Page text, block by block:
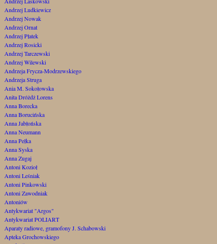
Andrzej Ludkiewicz
Andrzej Nowak
Andrzej Ornat
Andrzej Płatek
Andrzej Rosicki
Andrzej Tarczewski
Andrzej Wilewski
Andrzeja Frycza-Modrzewskiego
Andrzeja Struga
Ania M. Sokołowska
Anita Dróżdż Lorens
Anna Borecka
Anna Borucińska
Anna Jabłońska
Anna Neumann
Anna Pełka
Anna Syska
Anna Zugaj
Antoni Kozioł
Antoni Leśniak
Antoni Pinkowski
Antoni Zawodniak
Antoniów
Antykwariat "Argos"
Antykwariat POLIART
Aparaty radiowe, gramofony J. Schabowski
Apteka Grochowskiego